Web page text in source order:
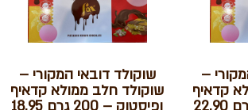
–
קדאיף
ופיסטוק – 100 גרם 22.90
שוקולד דובאי המקורי –
שוקולד חלב ממולא קדאיף
ופיסטוק – 200 גרם 18.95